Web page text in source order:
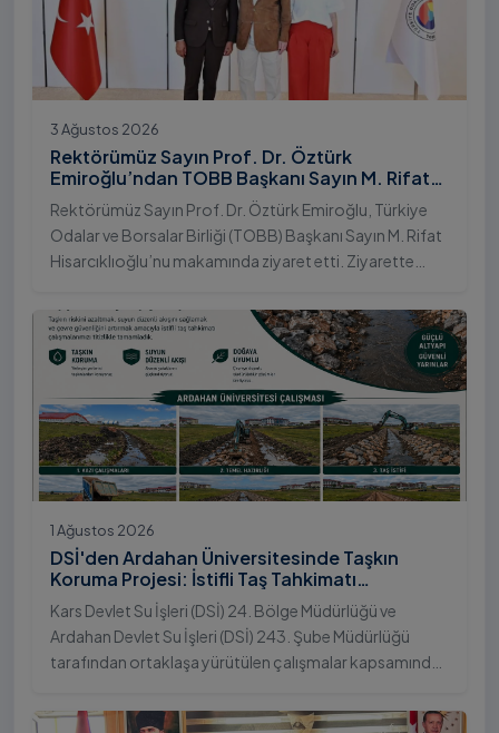
3 Ağustos 2026
Rektörümüz Sayın Prof. Dr. Öztürk
Emiroğlu’ndan TOBB Başkanı Sayın M. Rifat
Hisarcıklıoğlu’na Ziyaret
Rektörümüz Sayın Prof. Dr. Öztürk Emiroğlu, Türkiye
Odalar ve Borsalar Birliği (TOBB) Başkanı Sayın M. Rifat
Hisarcıklıoğlu’nu makamında ziyaret etti. Ziyarette
Emiroğlu Hanımefendi eşlik etti.
1 Ağustos 2026
DSİ'den Ardahan Üniversitesinde Taşkın
Koruma Projesi: İstifli Taş Tahkimatı
Çalışmaları Tamamlandı
Kars Devlet Su İşleri (DSİ) 24. Bölge Müdürlüğü ve
Ardahan Devlet Su İşleri (DSİ) 243. Şube Müdürlüğü
tarafından ortaklaşa yürütülen çalışmalar kapsamında,
"İstifli Taş Tahkimatı" projesi titizlikle tamamlandı.